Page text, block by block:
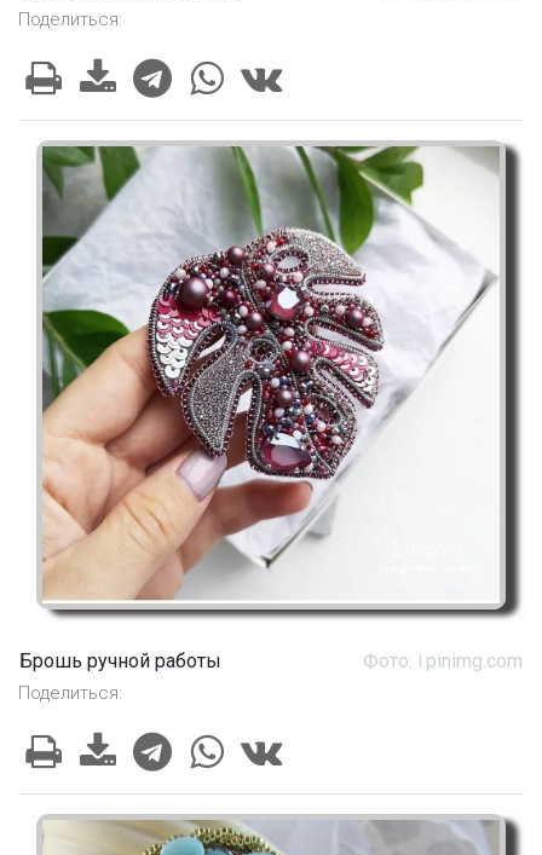
Поделиться:
Брошь ручной работы Фото: i.pinimg.com
Поделиться: